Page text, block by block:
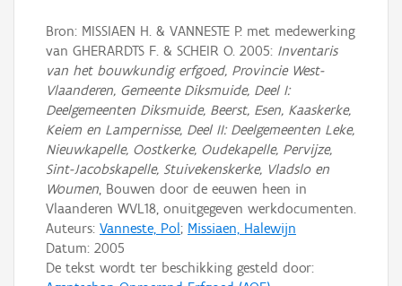
Bron: MISSIAEN H. & VANNESTE P. met medewerking
van GHERARDTS F. & SCHEIR O. 2005: Inventaris
van het bouwkundig erfgoed, Provincie West-
Vlaanderen, Gemeente Diksmuide, Deel I:
Deelgemeenten Diksmuide, Beerst, Esen, Kaaskerke,
Keiem en Lampernisse, Deel II: Deelgemeenten Leke,
Nieuwkapelle, Oostkerke, Oudekapelle, Pervijze,
Sint-Jacobskapelle, Stuivekenskerke, Vladslo en
Woumen, Bouwen door de eeuwen heen in
Vlaanderen WVL18, onuitgegeven werkdocumenten.
Auteurs: Vanneste, Pol; Missiaen, Halewijn
Datum: 2005
De tekst wordt ter beschikking gesteld door: